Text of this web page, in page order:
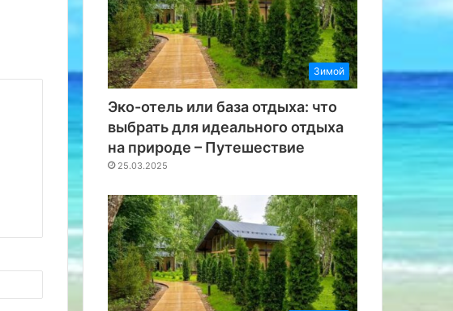
Зимой
Эко-отель или база отдыха: что
выбрать для идеального отдыха
на природе – Путешествие
25.03.2025